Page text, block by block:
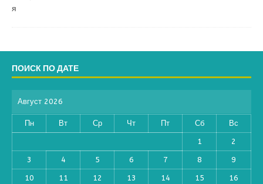
ПОИСК ПО ДАТЕ
Август 2026
Пн Вт Ср Чт Пт Сб Вс
1 2
3 4 5 6 7 8 9
10 11 12 13 14 15 16